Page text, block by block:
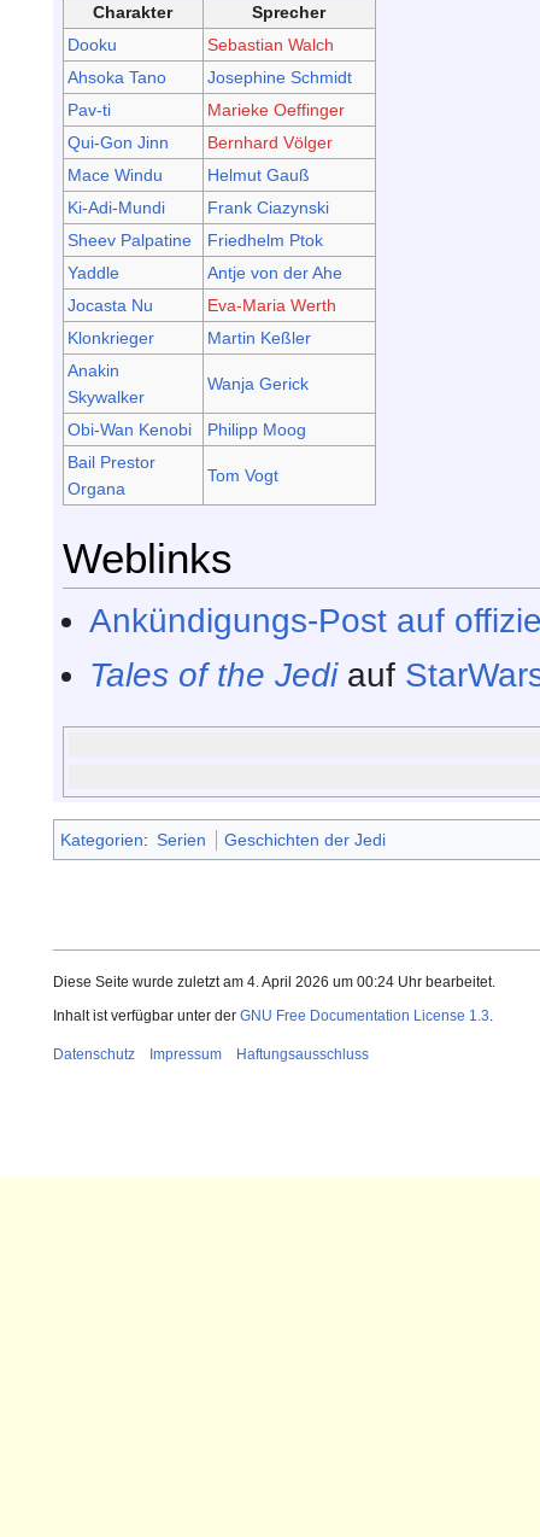
Charakter
Sprecher
Dooku
Sebastian Walch
Ahsoka Tano
Josephine Schmidt
Pav-ti
Marieke Oeffinger
Qui-Gon Jinn
Bernhard Völger
Mace Windu
Helmut Gauß
Ki-Adi-Mundi
Frank Ciazynski
Sheev Palpatine
Friedhelm Ptok
Yaddle
Antje von der Ahe
Jocasta Nu
Eva-Maria Werth
Klonkrieger
Martin Keßler
Anakin
Skywalker
Wanja Gerick
Obi-Wan Kenobi
Philipp Moog
Bail Prestor
Organa
Tom Vogt
Weblinks
Ankündigungs-Post auf
Tales of the Jediauf
Kategorien: Serien Geschichten der Jedi
Diese Seite wurde zuletzt am 4. April 2026 um 00:24 Uhr bearbeitet.
Inhalt ist verfügbar unter der GNU Free Documentation License 1.3
Datenschutz Impressum Haftungsausschluss